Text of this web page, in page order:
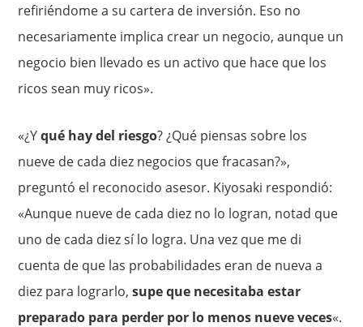
refiriéndome a su cartera de inversión. Eso no
necesariamente implica crear un negocio, aunque un
negocio bien llevado es un activo que hace que los
ricos sean muy ricos».
«¿Yqué hay del riesgo? ¿Qué piensas sobre los
nueve de cada diez negocios que fracasan?»,
preguntó el reconocido asesor. Kiyosaki respondió:
«Aunque nueve de cada diez no lo logran, notad que
uno de cada diez sí lo logra. Una vez que me di
cuenta de que las probabilidades eran de nueva a
diez para lograrlo,supe que necesitaba estar
preparado para perder por lo menos nueve veces«.